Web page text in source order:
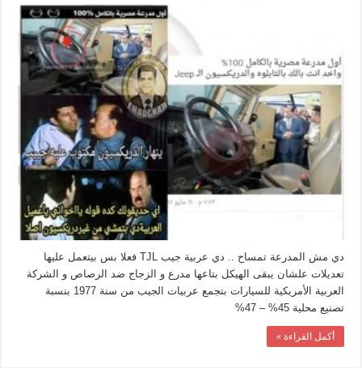
المدرعة
اللي
دركسيون
جيب
مغلقة
دي مش المدرعة تمساح .. دي عربية جيب TJL فعلا بس بيتعمل عليها
تعديلات علشان يبقى الهيكل بتاعها مدرع و الزجاج ضد الرصاص و الشركة
العربية الأمريكية للسيارات بتجمع عربيات الجيب من سنة 1977 بنسبة
تصنيع محلية 45% – 47%
أكمل القراءة »